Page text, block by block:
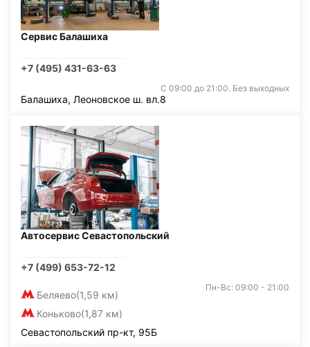
Сервис Балашиха
+7 (495) 431-63-63
С 09:00 до 21:00. Без выходных
Балашиха, Леоновское ш. вл.8
Автосервис Севастопольский
+7 (499) 653-72-12
Беляево(1,59 км)
Коньково(1,87 км)
Пн-Вс: 09:00 - 21:00
Севастопольский пр-кт, 95Б